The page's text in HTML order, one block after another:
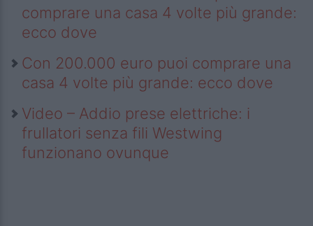
comprare una casa 4 volte più grande:
ecco dove
Con 200.000 euro puoi comprare una
casa 4 volte più grande: ecco dove
Video – Addio prese elettriche: i
frullatori senza fili Westwing
funzionano ovunque